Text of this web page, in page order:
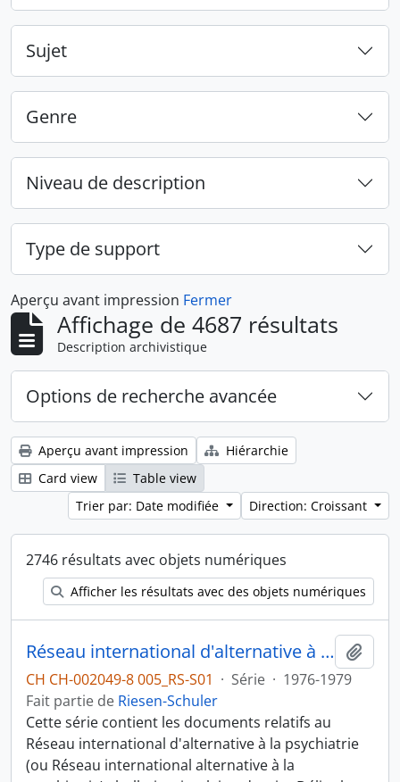
Sujet
Genre
Niveau de description
Type de support
Aperçu avant impression Fermer
Affichage de 4687 résultats
Description archivistique
Options de recherche avancée
Aperçu avant impression
Hiérarchie
Card view
Table view
Trier par: Date modifiée
Direction: Croissant
2746 résultats avec objets numériques
Afficher les résultats avec des objets numériques
Réseau international d'alternative à la psychiatrie
CH CH-002049-8 005_RS-S01 · Série · 1976-1979
Fait partie de Riesen-Schuler
Cette série contient les documents relatifs au
Réseau international d'alternative à la psychiatrie
(ou Réseau international alternative à la